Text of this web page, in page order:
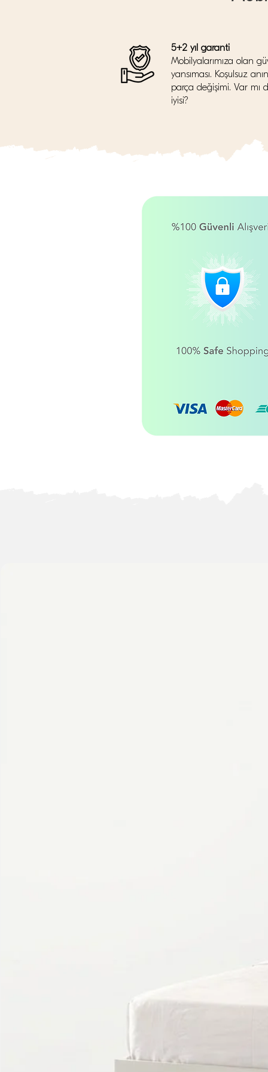
5+2 yıl garanti
Mobilyalarımıza olan
yansıması. Koşulsuz
parça değişimi. Var mı
iyisi?